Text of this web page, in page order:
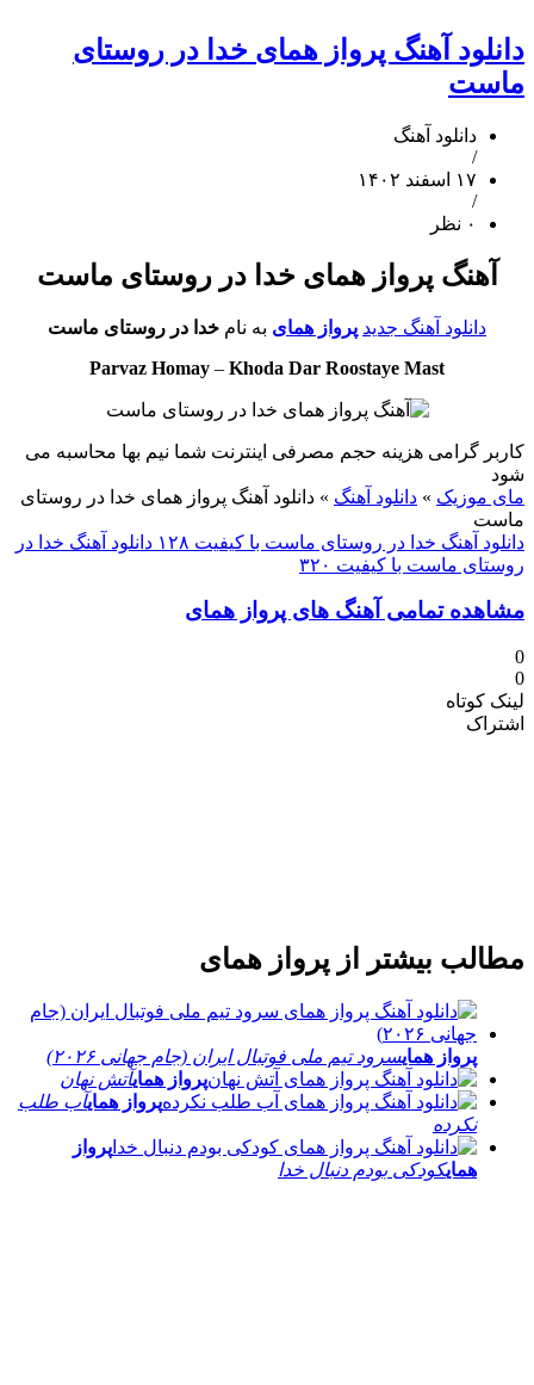
دانلود آهنگ پرواز همای خدا در روستای
ماست
دانلود آهنگ
/
۱۷ اسفند ۱۴۰۲
/
۰ نظر
آهنگ پرواز همای خدا در روستای ماست
دانلود آهنگ جدید پرواز همای به نام خدا در روستای ماست
Parvaz Homay – Khoda Dar Roostaye Mast
کاربر گرامی هزینه حجم مصرفی اینترنت شما نیم بها محاسبه می
شود
مای موزیک » دانلود آهنگ » دانلود آهنگ پرواز همای خدا در روستای
ماست
دانلود آهنگ خدا در روستای ماست با کیفیت ۱۲۸
دانلود آهنگ خدا در
روستای ماست با کیفیت ۳۲۰
مشاهده تمامی آهنگ های پرواز همای
0
0
لینک کوتاه
اشتراک
مطالب بیشتر از پرواز همای
پرواز همایسرود تیم ملی فوتبال ایران (جام جهانی ۲۰۲۶)
پرواز همایآتش نهان
پرواز همایآب طلب
نکرده
پرواز
همایکودکی بودم دنبال خدا